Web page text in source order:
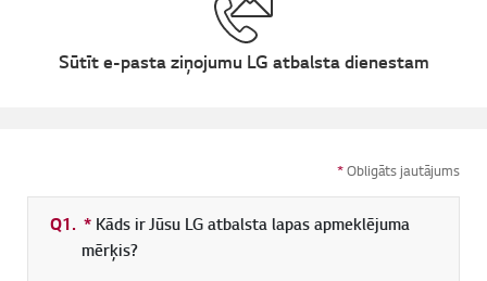
Sūtīt e-pasta ziņojumu LG atbalsta dienestam
*Obligāts jautājums
Q1. * Obligāti aizpildāms lauks
Kāds ir Jūsu LG atbalsta lapas apmeklējuma
mērķis?